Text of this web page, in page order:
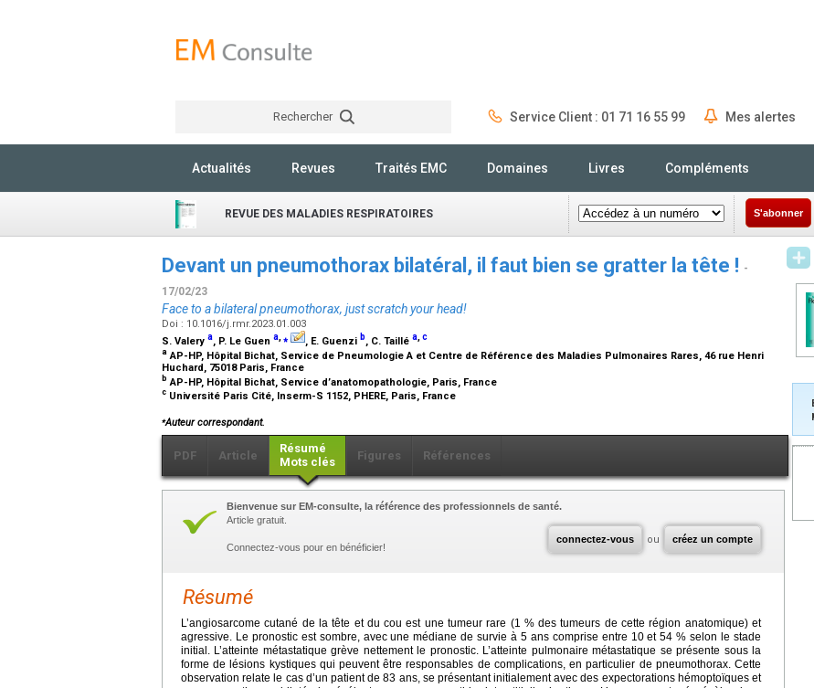
Rechercher Service Client : 01 71 16 55 99 Mes alertes
Actualités Revues Traités EMC Domaines Livres Compléments
REVUE DES MALADIES RESPIRATOIRES S'abonner
Devant un pneumothorax bilatéral, il faut bien se gratter la tête ! -
17/02/23
Face to a bilateral pneumothorax, just scratch your head!
Doi : 10.1016/j.rmr.2023.01.003
S. Valery a, P. Le Guen a,⁎ , E. Guenzi b, C. Taillé a,c
a AP-HP, Hôpital Bichat, Service de Pneumologie A et Centre de Référence des Maladies Pulmonaires Rares, 46 rue Henri
Huchard, 75018 Paris, France
b AP-HP, Hôpital Bichat, Service d’anatomopathologie, Paris, France
c Université Paris Cité, Inserm-S 1152, PHERE, Paris, France
⁎Auteur correspondant.
PDF Article
Résumé
Mots clés
Figures Références
connectez-vous ou créez un compte
Bienvenue sur EM-consulte, la référence des professionnels de santé.
Article gratuit.
Connectez-vous pour en bénéficier!
Résumé
L’angiosarcome cutané de la tête et du cou est une tumeur rare (1 % des tumeurs de cette région anatomique) et
agressive. Le pronostic est sombre, avec une médiane de survie à 5 ans comprise entre 10 et 54 % selon le stade
initial. L’atteinte métastatique grève nettement le pronostic. L’atteinte pulmonaire métastatique se présente sous la
forme de lésions kystiques qui peuvent être responsables de complications, en particulier de pneumothorax. Cette
observation relate le cas d’un patient de 83 ans, se présentant initialement avec des expectorations hémoptoïques et